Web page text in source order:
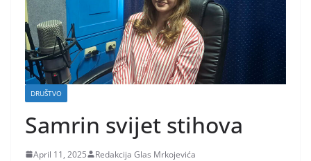
DRUŠTVO
Samrin svijet stihova
April 11, 2025 Redakcija Glas Mrkojevića